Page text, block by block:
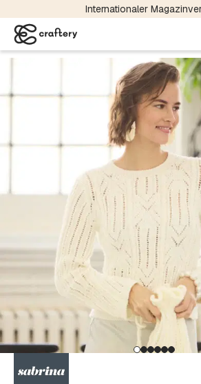
Internationaler